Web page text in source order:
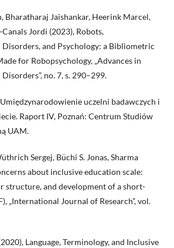
Bharatharaj Jaishankar, Heerink Marcel,
Jordi (2023), Robots,
and Psychology: a Bibliometric
for Robopsychology, „Advances in
no. 7, s. 290–299.
uczelni badawczych i
Raport IV, Poznań: Centrum Studiów
UAM.
Sergej, Büchi S. Jonas, Sharma
about inclusive education scale:
structure, and development of a short-
„International Journal of Research”, vol.
Language, Terminology, and Inclusive